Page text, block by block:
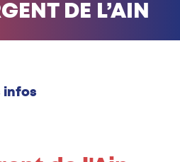
DE L’AIN
infos